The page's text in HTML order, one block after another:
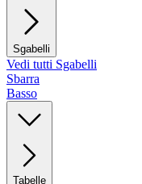
Sgabelli
Vedi tutti Sgabelli
Sbarra
Basso
Tabelle